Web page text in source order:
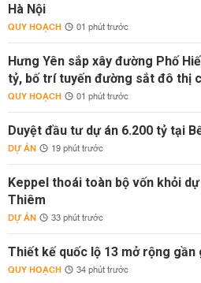
Hà Nội
QUY HOẠCH 01 phút trước
Hưng Yên sắp xây đường Phố
tỷ, bố trí tuyến đường sắt đô thị
QUY HOẠCH 01 phút trước
Duyệt đầu tư dự án 6.200 tỷ tại
DỰ ÁN 19 phút trước
Keppel thoái toàn bộ vốn khỏi
Thiêm
DỰ ÁN 33 phút trước
Thiết kế quốc lộ 13 mở rộng gần
QUY HOẠCH 34 phút trước